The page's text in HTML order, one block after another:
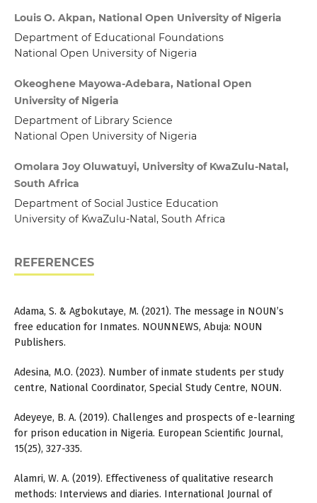
Louis O. Akpan, National Open University of Nigeria
Department of Educational Foundations
National Open University of Nigeria
Okeoghene Mayowa-Adebara, National Open
University of Nigeria
Department of Library Science
National Open University of Nigeria
Omolara Joy Oluwatuyi, University of KwaZulu-Natal,
South Africa
Department of Social Justice Education
University of KwaZulu-Natal, South Africa
REFERENCES
Adama, S. & Agbokutaye, M. (2021). The message in NOUN’s
free education for Inmates. NOUNNEWS, Abuja: NOUN
Publishers.
Adesina, M.O. (2023). Number of inmate students per study
centre, National Coordinator, Special Study Centre, NOUN.
Adeyeye, B. A. (2019). Challenges and prospects of e-learning
for prison education in Nigeria. European Scientific Journal,
15(25), 327-335.
Alamri, W. A. (2019). Effectiveness of qualitative research
methods: Interviews and diaries. International Journal of